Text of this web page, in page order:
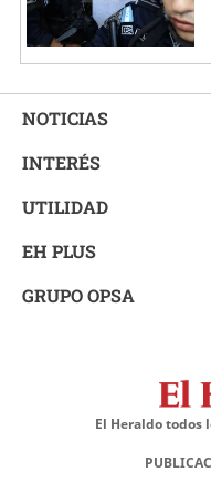
NOTICIAS
INTERÉS
UTILIDAD
EH PLUS
GRUPO OPSA
El Heraldo todos